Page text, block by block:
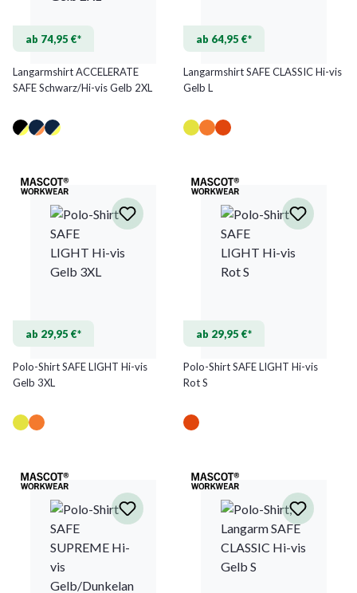
ab 74,95 €*
Langarmshirt ACCELERATE
SAFE Schwarz/Hi-vis Gelb 2XL
ab 64,95 €*
Langarmshirt SAFE CLASSIC Hi-vis
Gelb L
ab 29,95 €*
Polo-Shirt SAFE LIGHT Hi-vis
Gelb 3XL
ab 29,95 €*
Polo-Shirt SAFE LIGHT Hi-vis
Rot S